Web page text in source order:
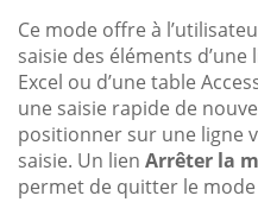
Ce mode offre à
saisie des éléments d’une
Excel ou d’une table
une saisie rapide de
positionner sur une ligne
saisie. Un lien Arrêter la
permet de quitter le